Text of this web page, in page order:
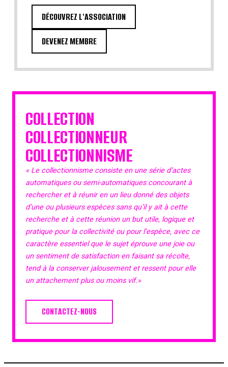
DÉCOUVREZ L'ASSOCIATION
DEVENEZ MEMBRE
COLLECTION
COLLECTIONNEUR
COLLECTIONNISME
« Le collectionnisme consiste en une série d’actes
automatiques ou semi-automatiques concourant à
rechercher et à réunir en un lieu donné des objets
d’une ou plusieurs espèces sans qu’il y ait à cette
recherche et à cette réunion un but utile, logique et
pratique pour la collectivité ou pour l’espèce, avec ce
caractère essentiel que le sujet éprouve une joie ou
un sentiment de satisfaction en faisant sa récolte,
tend à la conserver jalousement et ressent pour elle
un attachement plus ou moins vif.»
CONTACTEZ-NOUS